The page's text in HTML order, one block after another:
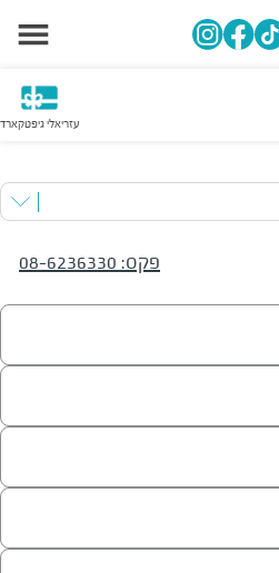
עזריאלי גיפטקארד
פקס:
08-6236330